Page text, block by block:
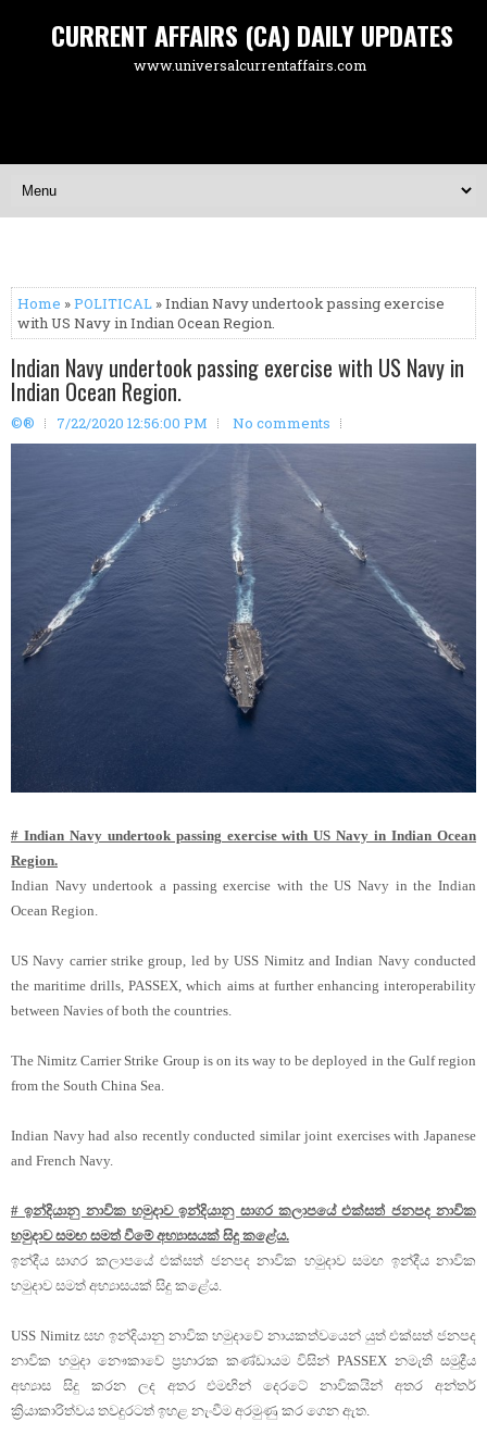
CURRENT AFFAIRS (CA) DAILY UPDATES
www.universalcurrentaffairs.com
Home »POLITICAL » Indian Navy undertook passing exercise
with US Navy in Indian Ocean Region.
Indian Navy undertook passing exercise with US Navy in
Indian Ocean Region.
©® 7/22/2020 12:56:00 PM No comments
# Indian Navy undertook passing exercise with US Navy in Indian Ocean
Region.
Indian Navy undertook a passing exercise with the US Navy in the Indian
Ocean Region.
US Navy carrier strike group, led by USS Nimitz and Indian Navy conducted
the maritime drills, PASSEX, which aims at further enhancing interoperability
between Navies of both the countries.
The Nimitz Carrier Strike Group is on its way to be deployed in the Gulf region
from the South China Sea.
Indian Navy had also recently conducted similar joint exercises with Japanese
and French Navy.
# ඉන්දියානු නාවික හමුදාව ඉන්දියානු සාගර කලාපයේ එක්සත් ජනපද නාවික
හමුදාව සමඟ සමත් වීමේ අභ්‍යාසයක් සිදු කළේය.
ඉන්දීය සාගර කලාපයේ එක්සත් ජනපද නාවික හමුදාව සමඟ ඉන්දීය නාවික
හමුදාව සමත් අභ්‍යාසයක් සිදු කළේය.
USS Nimitz සහ ඉන්දියානු නාවික හමුදාවේ නායකත්වයෙන් යුත් එක්සත් ජනපද
නාවික හමුදා නෞකාවේ ප්‍රහාරක කණ්ඩායම විසින් PASSEX නමැති සමුද්‍රීය
අභ්‍යාස සිදු කරන ලද අතර එමඟින් දෙරටේ නාවිකයින් අතර අන්තර්
ක්‍රියාකාරිත්වය තවදුරටත් ඉහළ නැංවීම අරමුණු කර ගෙන ඇත.